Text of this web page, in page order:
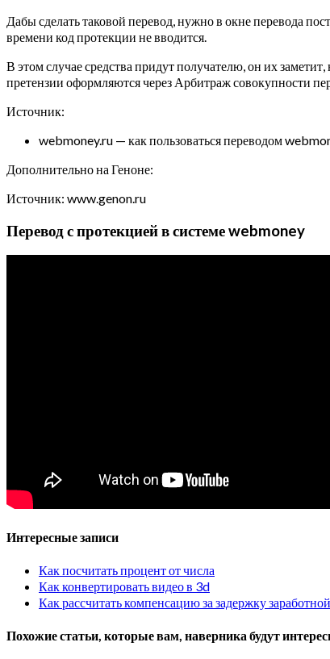
Дабы сделать таковой перевод, нужно в окне перевода
времени код протекции не вводится.
В этом случае средства придут получателю, он их
претензии оформляются через Арбитраж совокупности
Источник:
webmoney.ru — как пользоваться переводом
Дополнительно на Геноне:
Источник: www.genon.ru
Перевод с протекцией в системе webmoney
Интересные записи
Как посчитать процент от числа
Как конвертировать видео в 3d
Как рассчитать компенсацию за задержку
Похожие статьи, которые вам, наверника будут